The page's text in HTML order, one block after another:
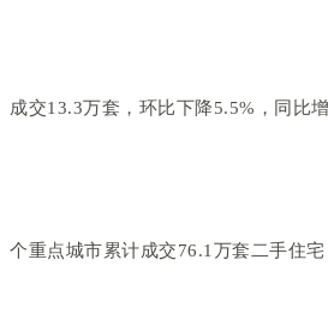
成交13.3万套，环比下降5.5%，同比
个重点城市累计成交76.1万套二手住